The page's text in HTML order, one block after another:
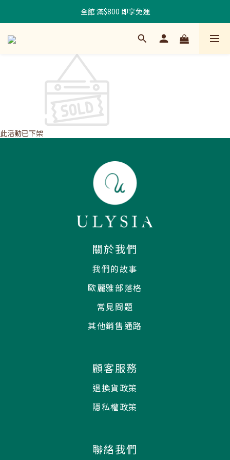
全館 滿$800 即享免運
此活動已下架
關於我們
我們的故事
歐麗雅部落格
常見問題
其他銷售通路
顧客服務
退換貨政策
隱私權政策
聯絡我們